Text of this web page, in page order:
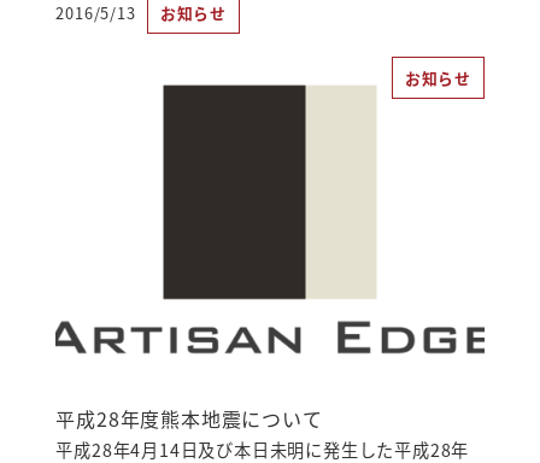
投稿日
2016/5/13 お知らせ
お知らせ
平成28年度熊本地震について
平成28年4月14日及び本日未明に発生した平成28年